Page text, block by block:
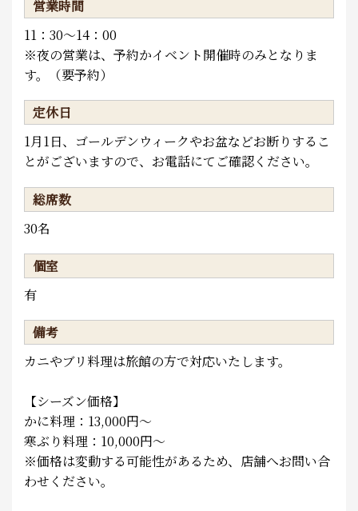
営業時間
11：30～14：00
※夜の営業は、予約かイベント開催時のみとなりま
す。（要予約）
定休日
1月1日、ゴールデンウィークやお盆などお断りするこ
とがございますので、お電話にてご確認ください。
総席数
30名
個室
有
備考
カニやブリ料理は旅館の方で対応いたします。
【シーズン価格】
かに料理：13,000円～
寒ぶり料理：10,000円～
※価格は変動する可能性があるため、店舗へお問い合
わせください。